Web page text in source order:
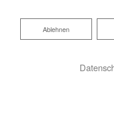
Gewerbe
Sparen Sie bares
Ablehnen
Ablehnen